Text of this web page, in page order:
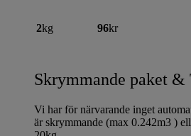
2kg 96kr
Skrymmande paket &
Vi har för närvarande inget
är skrymmande (max 0.242m3 )